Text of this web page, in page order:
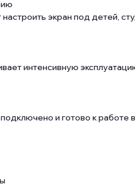
экран под детей,
интенсивную
и готово к работе